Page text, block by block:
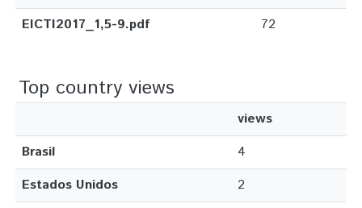
EICTI2017_1,5-9.pdf
72
Top country views
views
Brasil
4
Estados Unidos
2